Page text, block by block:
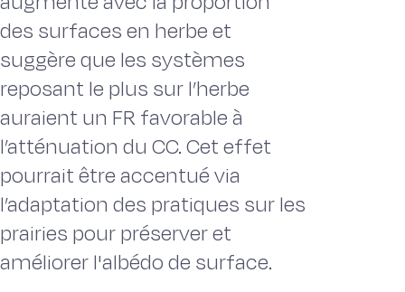
des surfaces en herbe et
suggère que les systèmes
reposant le plus sur l’herbe
auraient un FR favorable à
l’atténuation du CC. Cet effet
pourrait être accentué via
l’adaptation des pratiques sur les
prairies pour préserver et
améliorer l'albédo de surface.